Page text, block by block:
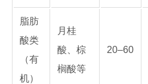
脂肪
酸类
（有
机）
月桂
酸、棕
榈酸等
20–60